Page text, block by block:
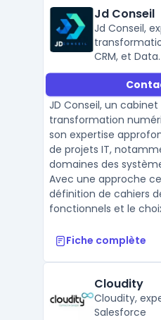
Jd Conseil
Jd Conseil,
CRM, et Data.
JD Conseil, un
transformation
son expertise
de projets IT,
domaines des
Avec une approche
définition de cahiers
fonctionnels et le
Fiche complète
Cloudity
Cloudity,
Salesforce